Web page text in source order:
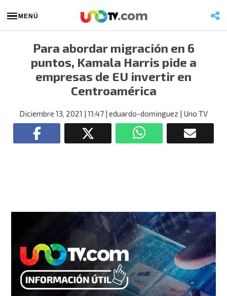
MENÚ
Para abordar migración en 6
puntos, Kamala Harris pide a
empresas de EU invertir en
Centroamérica
Diciembre 13, 2021 | 11:47 | eduardo-dominguez | Uno TV